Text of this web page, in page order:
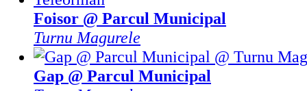
Foisor @ Parcul Municipal
Turnu Magurele
Gap @ Parcul Municipal